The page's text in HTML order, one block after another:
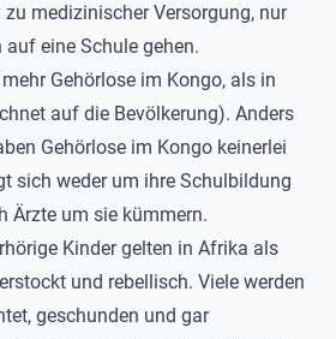
medizinischer Versorgung, nur
eine Schule gehen.
Gehörlose im Kongo, als in
auf die Bevölkerung). Anders
Gehörlose im Kongo keinerlei
sich weder um ihre Schulbildung
Ärzte um sie kümmern.
Kinder gelten in Afrika als
und rebellisch. Viele werden
geschunden und gar